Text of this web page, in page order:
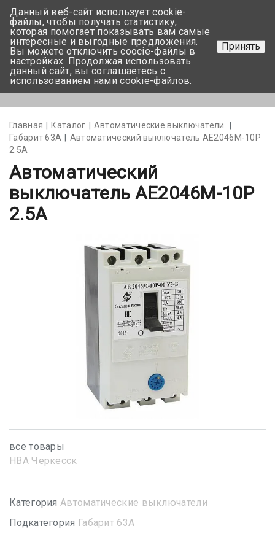
+375 17-350-99-56
+375 44-752-82-08
Задать вопрос
Главная Каталог
Автоматические выключатели
Габарит 63А
Автоматический выключатель АЕ2046М-10Р
2.5А
Автоматический
выключатель АЕ2046М-10Р
2.5А
все товары
НВА Черкесск
Категория Автоматические выключатели
Подкатегория Габарит 63А
Данный веб-сайт использует cookie-
файлы, чтобы получать статистику,
которая помогает показывать вам самые
интересные и выгодные предложения.
Вы можете отключить coocie-файлы в
настройках. Продолжая использовать
данный сайт, вы соглашаетесь с
использованием нами cookie-файлов.
Принять